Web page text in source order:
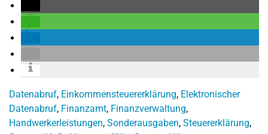
Datenabruf, Einkommensteuererklärung, Elektronischer
Datenabruf, Finanzamt, Finanzverwaltung,
Handwerkerleistungen, Sonderausgaben, Steuererklärung,